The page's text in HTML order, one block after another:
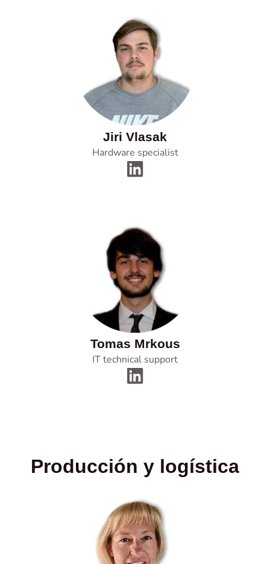
Jiri Vlasak
Hardware specialist
Tomas Mrkous
IT technical support
Producción y logística